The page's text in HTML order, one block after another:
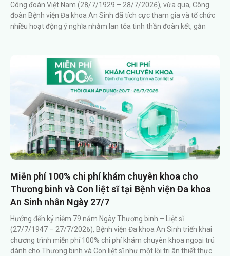
Công đoàn Việt Nam (28/7/1929 – 28/7/2026), vừa qua, Công
đoàn Bệnh viện Đa khoa An Sinh đã tích cực tham gia và tổ chức
nhiều hoạt động ý nghĩa nhằm lan tỏa tinh thần đoàn kết, gắn
Miễn phí 100% chi phí khám chuyên khoa cho
Thương binh và Con liệt sĩ tại Bệnh viện Đa khoa
An Sinh nhân Ngày 27/7
Hướng đến kỷ niệm 79 năm Ngày Thương binh – Liệt sĩ
(27/7/1947 – 27/7/2026), Bệnh viện Đa khoa An Sinh triển khai
chương trình miễn phí 100% chi phí khám chuyên khoa ngoại trú
dành cho Thương binh và Con liệt sĩ như một lời tri ân thiết thực